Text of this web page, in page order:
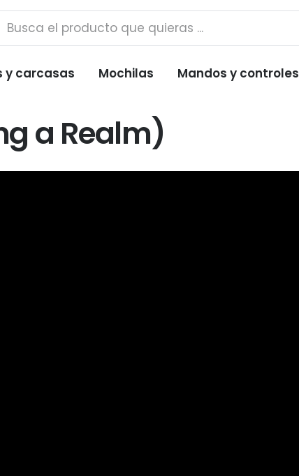
y carcasas Mochilas Mandos y controles
a Realm)